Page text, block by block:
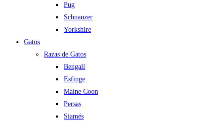
Pug
Schnauzer
Yorkshire
Gatos
Razas de Gatos
Bengalí
Esfinge
Maine Coon
Persas
Siamés